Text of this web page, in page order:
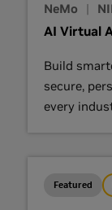
NeMo |
AI Virtual
Build
secure,
every
Featured